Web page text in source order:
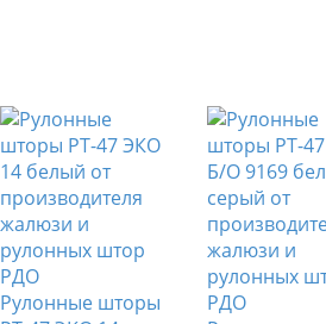
Рулонные шторы